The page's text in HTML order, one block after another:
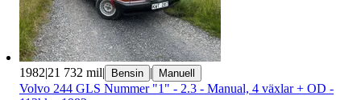
1982|21 732 mil| Bensin | Manuell
Volvo 244 GLS Nummer "1" - 2.3 - Manual, 4 växlar + OD -